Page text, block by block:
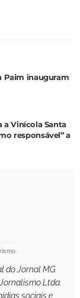
Paim inauguram
a Vinícola Santa
responsável” a
do Jornal MG
Ltda.
sociais e